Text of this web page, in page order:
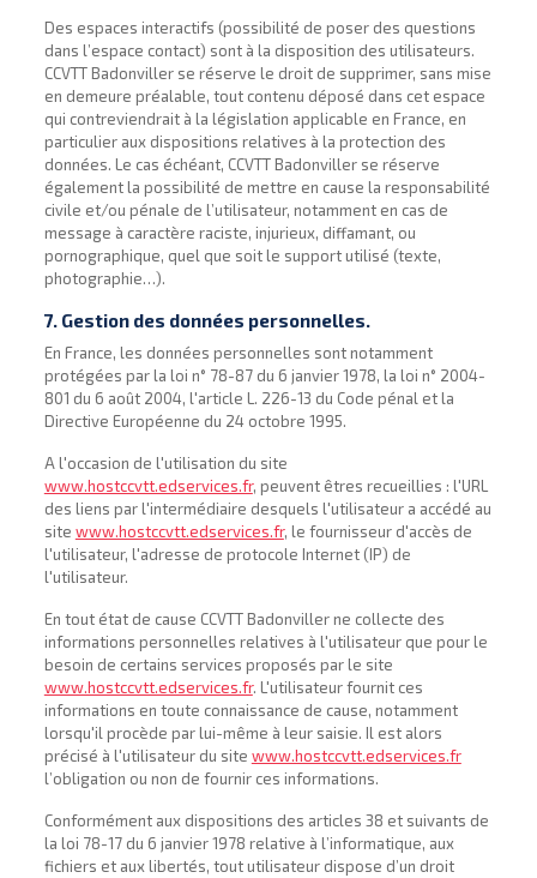
Des espaces interactifs (possibilité de poser des questions
dans l’espace contact) sont à la disposition des utilisateurs.
CCVTT Badonviller se réserve le droit de supprimer, sans mise
en demeure préalable, tout contenu déposé dans cet espace
qui contreviendrait à la législation applicable en France, en
particulier aux dispositions relatives à la protection des
données. Le cas échéant, CCVTT Badonviller se réserve
également la possibilité de mettre en cause la responsabilité
civile et/ou pénale de l’utilisateur, notamment en cas de
message à caractère raciste, injurieux, diffamant, ou
pornographique, quel que soit le support utilisé (texte,
photographie…).
7. Gestion des données personnelles.
En France, les données personnelles sont notamment
protégées par la loi n° 78-87 du 6 janvier 1978, la loi n° 2004-
801 du 6 août 2004, l'article L. 226-13 du Code pénal et la
Directive Européenne du 24 octobre 1995.
A l'occasion de l'utilisation du site
www.hostccvtt.edservices.fr, peuvent êtres recueillies : l'URL
des liens par l'intermédiaire desquels l'utilisateur a accédé au
site www.hostccvtt.edservices.fr, le fournisseur d'accès de
l'utilisateur, l'adresse de protocole Internet (IP) de
l'utilisateur.
En tout état de cause CCVTT Badonviller ne collecte des
informations personnelles relatives à l'utilisateur que pour le
besoin de certains services proposés par le site
www.hostccvtt.edservices.fr. L'utilisateur fournit ces
informations en toute connaissance de cause, notamment
lorsqu'il procède par lui-même à leur saisie. Il est alors
précisé à l'utilisateur du site www.hostccvtt.edservices.fr
l’obligation ou non de fournir ces informations.
Conformément aux dispositions des articles 38 et suivants de
la loi 78-17 du 6 janvier 1978 relative à l’informatique, aux
fichiers et aux libertés, tout utilisateur dispose d’un droit